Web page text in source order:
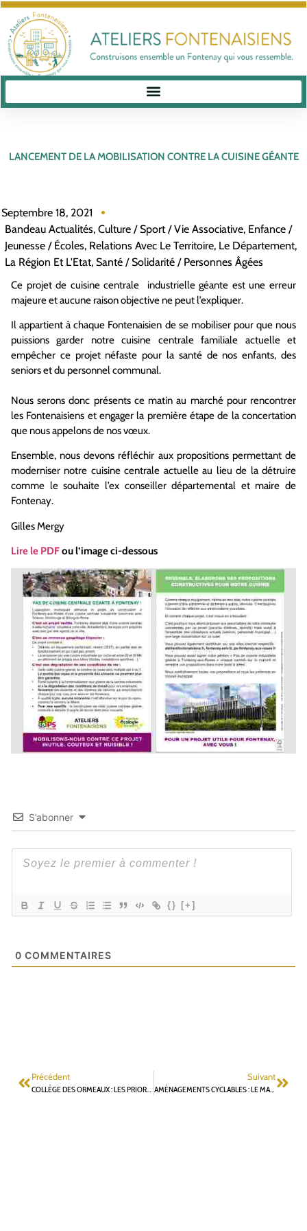
LANCEMENT DE LA MOBILISATION CONTRE LA CUISINE GÉANTE
Septembre 18, 2021
Bandeau Actualités, Culture / Sport / Vie Associative, Enfance /
Jeunesse / Écoles, Relations Avec Le Territoire, Le Département,
La Région Et L'Etat, Santé / Solidarité / Personnes Âgées
Ce projet de cuisine centrale industrielle géante est une erreur
majeure et aucune raison objective ne peut l’expliquer.
Il appartient à chaque Fontenaisien de se mobiliser pour que nous
puissions garder notre cuisine centrale familiale actuelle et
empêcher ce projet néfaste pour la santé de nos enfants, des
seniors et du personnel communal.
Nous serons donc présents ce matin au marché pour rencontrer
les Fontenaisiens et engager la première étape de la concertation
que nous appelons de nos vœux.
Ensemble, nous devons réfléchir aux propositions permettant de
moderniser notre cuisine centrale actuelle au lieu de la détruire
comme le souhaite l’ex conseiller départemental et maire de
Fontenay.
Gilles Mergy
Lire le PDFou l’image ci-dessous
S’abonner
{} [+]
0 COMMENTAIRES
Précédent
COLLÈGE DES ORMEAUX : LES PRIORITÉS DE LA CONSEILLÈRE DÉPARTEMENTALE
Suivant
AMÉNAGEMENTS CYCLABLES : LE MAIRE ET LE MAIRE ADJOINT AUX TRAVAUX NE RESPECTENT PAS LA LOI